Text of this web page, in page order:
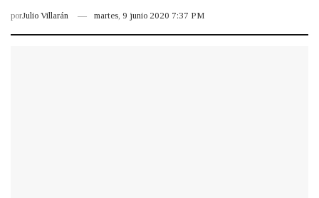
porJulio Villarán martes, 9 junio 2020 7:37 PM